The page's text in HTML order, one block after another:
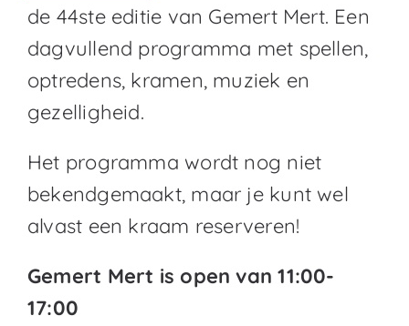
de 44ste editie van Gemert Mert. Een
dagvullend programma met spellen,
optredens, kramen, muziek en
gezelligheid.
Het programma wordt nog niet
bekendgemaakt, maar je kunt wel
alvast een kraam reserveren!
Gemert Mert is open van 11:00-
17:00